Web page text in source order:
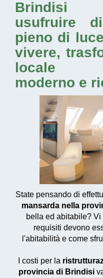
Brindisi è
usufruire
pieno di
vivere,
locale
moderno e
State pensando di
mansarda nella
bella ed abitabile?
requisiti devono
l'abitabilità e come
I costi per la
provincia di Brindisi